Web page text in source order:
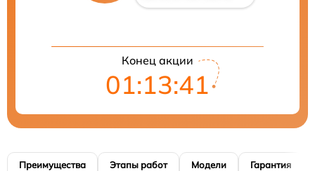
Конец акции
01:13:40
Преимущества Этапы работ Модели Гарантия